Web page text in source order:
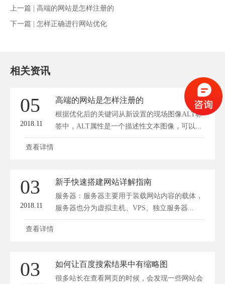
上一篇 | 高端的网站是怎样注册的
下一篇 | 怎样正确进行网站优化
相关资讯
05
2018.11
高端的网站是怎样注册的
根据优化后的关键词从新设置的现场图像ALT标
签中，ALT属性是一个描述性文本图像，可以...
查看详情
03
2018.11
新手快速搭建网站详解指南
服务器：服务器主要用于装载网站内容的载体，
服务器也分为虚拟主机、VPS、独立服务器...
查看详情
03 如何让百度搜索结果中有缩略图
很多站长在查看网页的时候，会发现一些网站会